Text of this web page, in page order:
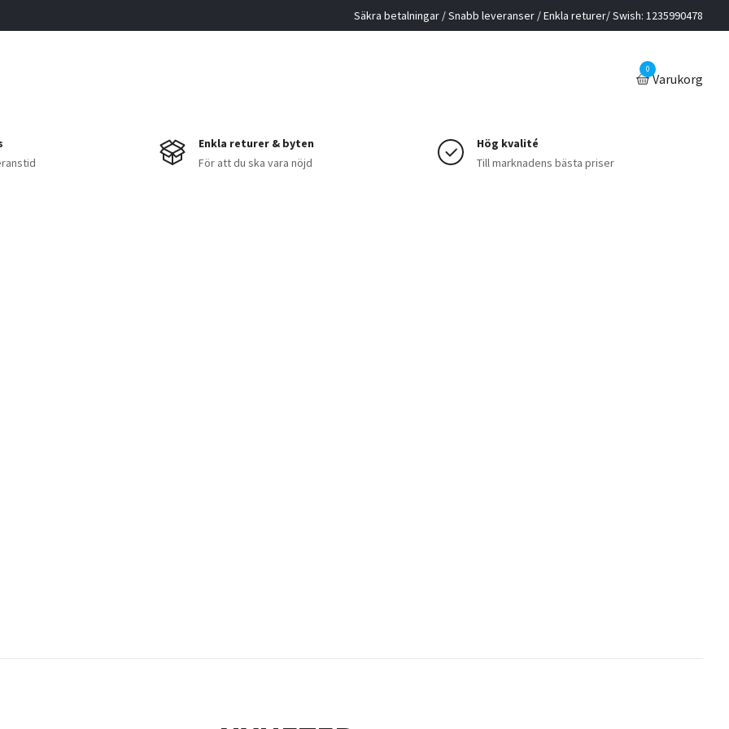
Säkra betalningar / Snabb leveranser / Enkla returer/ Swish: 1235990478
0
Varukorg
Enkla returer & byten
För att du ska vara nöjd
Hög kvalité
Till marknadens bästa priser
TILL